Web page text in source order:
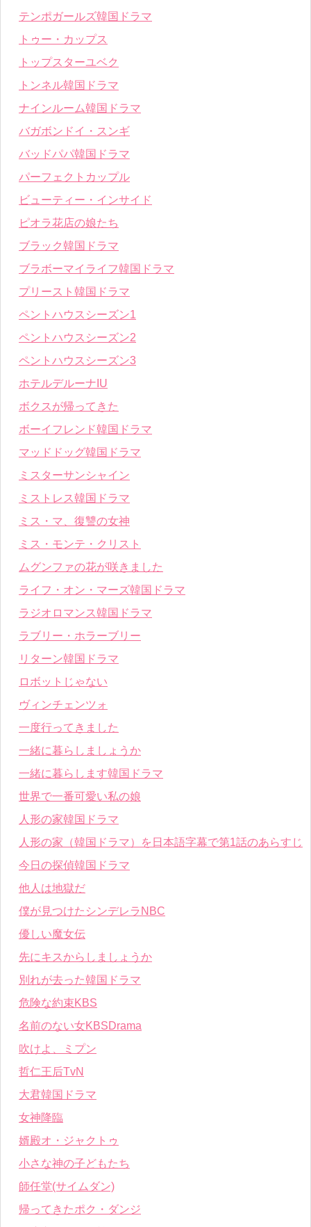
テンポガールズ韓国ドラマ
トゥー・カップス
トップスターユベク
トンネル韓国ドラマ
ナインルーム韓国ドラマ
バガボンドイ・スンギ
バッドパパ韓国ドラマ
パーフェクトカップル
ビューティー・インサイド
ピオラ花店の娘たち
ブラック韓国ドラマ
ブラボーマイライフ韓国ドラマ
プリースト韓国ドラマ
ペントハウスシーズン1
ペントハウスシーズン2
ペントハウスシーズン3
ホテルデルーナIU
ボクスが帰ってきた
ボーイフレンド韓国ドラマ
マッドドッグ韓国ドラマ
ミスターサンシャイン
ミストレス韓国ドラマ
ミス・マ、復讐の女神
ミス・モンテ・クリスト
ムグンファの花が咲きました
ライフ・オン・マーズ韓国ドラマ
ラジオロマンス韓国ドラマ
ラブリー・ホラーブリー
リターン韓国ドラマ
ロボットじゃない
ヴィンチェンツォ
一度行ってきました
一緒に暮らしましょうか
一緒に暮らします韓国ドラマ
世界で一番可愛い私の娘
人形の家韓国ドラマ
人形の家（韓国ドラマ）を日本語字幕で第1話のあらすじ
今日の探偵韓国ドラマ
他人は地獄だ
僕が見つけたシンデレラNBC
優しい魔女伝
先にキスからしましょうか
別れが去った韓国ドラマ
危険な約束KBS
名前のない女KBSDrama
吹けよ、ミプン
哲仁王后TvN
大君韓国ドラマ
女神降臨
婿殿オ・ジャクトゥ
小さな神の子どもたち
師任堂(サイムダン)
帰ってきたポク・ダンジ